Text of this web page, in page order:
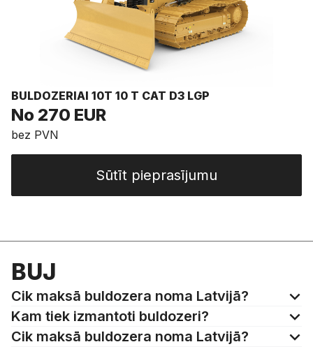
BULDOZERIAI 10T 10 T CAT D3 LGP
No 270 EUR
bez PVN
Sūtīt pieprasījumu
BUJ
Cik maksā buldozera noma Latvijā?
Kam tiek izmantoti buldozeri?
Cik maksā buldozera noma Latvijā?